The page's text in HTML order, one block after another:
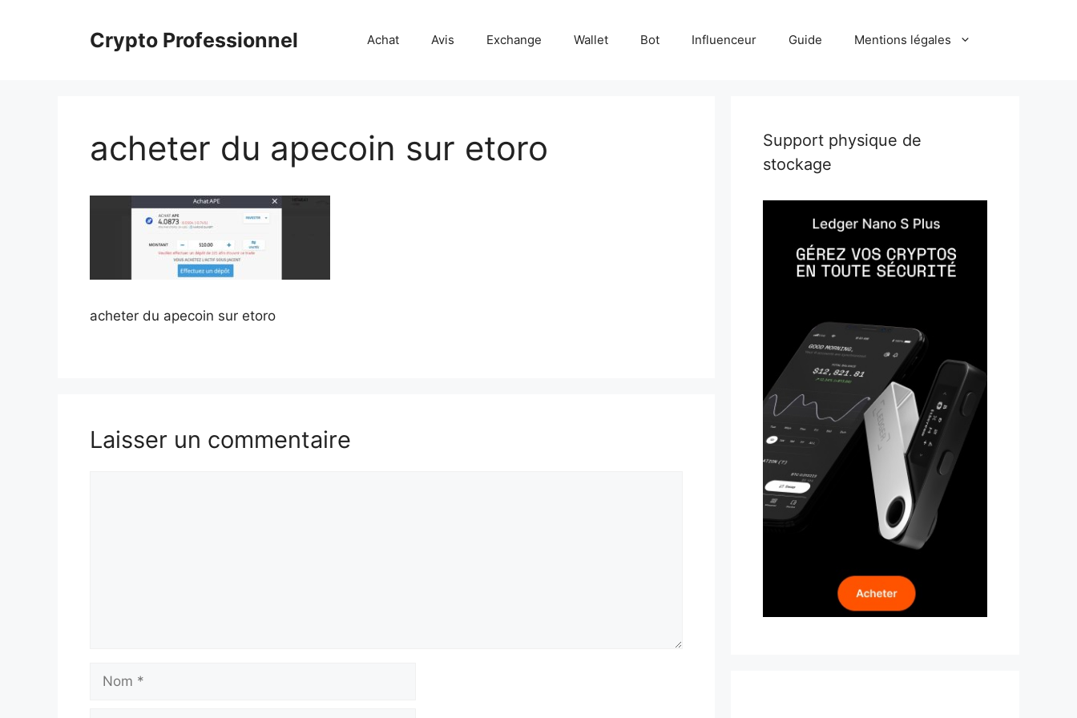
Crypto Professionnel Achat Avis Exchange Wallet Bot Influenceur Guide Mentions légales
acheter du apecoin sur etoro
acheter du apecoin sur etoro
Laisser un commentaire
Nom
Support physique de
stockage